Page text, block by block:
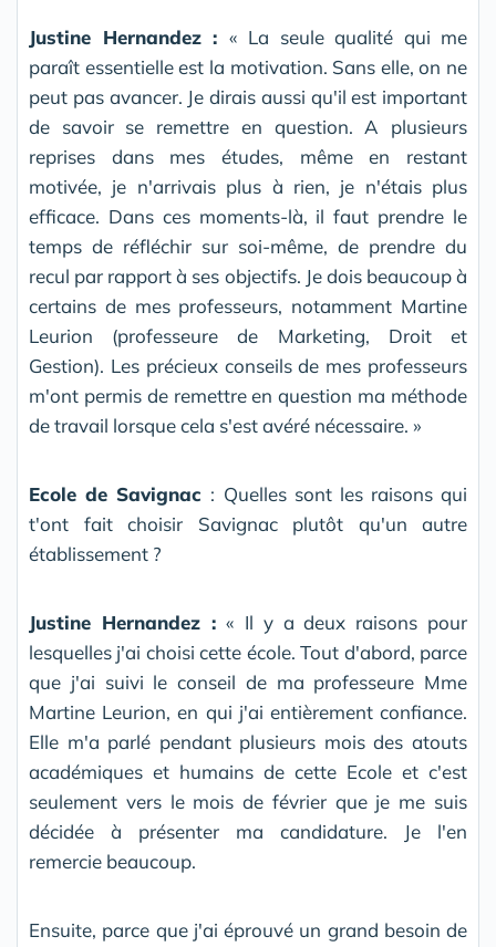
Justine Hernandez : « La seule qualité qui me
paraît essentielle est la motivation. Sans elle, on ne
peut pas avancer. Je dirais aussi qu'il est important
de savoir se remettre en question. A plusieurs
reprises dans mes études, même en restant
motivée, je n'arrivais plus à rien, je n'étais plus
efficace. Dans ces moments-là, il faut prendre le
temps de réfléchir sur soi-même, de prendre du
recul par rapport à ses objectifs. Je dois beaucoup à
certains de mes professeurs, notamment Martine
Leurion (professeure de Marketing, Droit et
Gestion). Les précieux conseils de mes professeurs
m'ont permis de remettre en question ma méthode
de travail lorsque cela s'est avéré nécessaire. »
Ecole de Savignac : Quelles sont les raisons qui
t'ont fait choisir Savignac plutôt qu'un autre
établissement ?
Justine Hernandez :« Il y a deux raisons pour
lesquelles j'ai choisi cette école. Tout d'abord, parce
que j'ai suivi le conseil de ma professeure Mme
Martine Leurion, en qui j'ai entièrement confiance.
Elle m'a parlé pendant plusieurs mois des atouts
académiques et humains de cette Ecole et c'est
seulement vers le mois de février que je me suis
décidée à présenter ma candidature. Je l'en
remercie beaucoup.
Ensuite, parce que j'ai éprouvé un grand besoin de